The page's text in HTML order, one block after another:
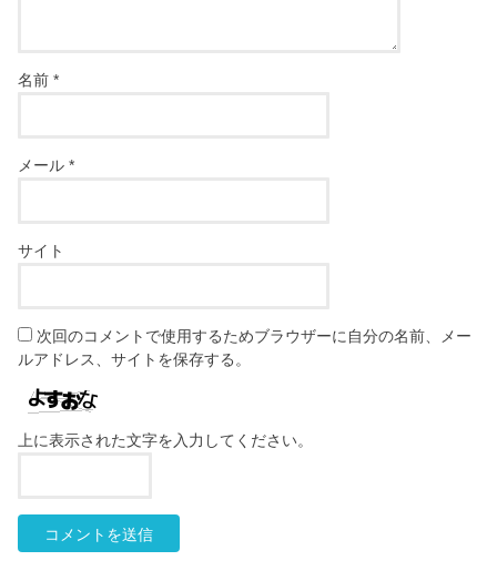
名前*
メール*
サイト
次回のコメントで使用するためブラウザーに自分の名前、メー
ルアドレス、サイトを保存する。
上に表示された文字を入力してください。